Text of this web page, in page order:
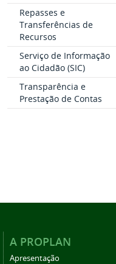
Repasses e
Transferências de
Recursos
Serviço de Informação
ao Cidadão (SIC)
Transparência e
Prestação de Contas
A PROPLAN
Apresentação